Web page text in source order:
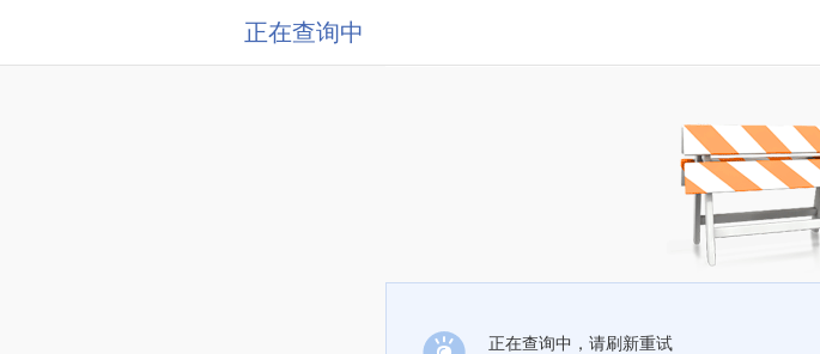
正在查询中
正在查询中，请刷新重试